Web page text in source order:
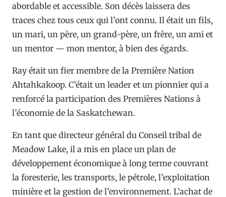
abordable et accessible. Son décès laissera des
traces chez tous ceux qui l’ont connu. Il était un fils,
un mari, un père, un grand-père, un frère, un ami et
un mentor — mon mentor, à bien des égards.
Ray était un fier membre de la Première Nation
Ahtahkakoop. C’était un leader et un pionnier qui a
renforcé la participation des Premières Nations à
l’économie de la Saskatchewan.
En tant que directeur général du Conseil tribal de
Meadow Lake, il a mis en place un plan de
développement économique à long terme couvrant
la foresterie, les transports, le pétrole, l’exploitation
minière et la gestion de l’environnement. L’achat de